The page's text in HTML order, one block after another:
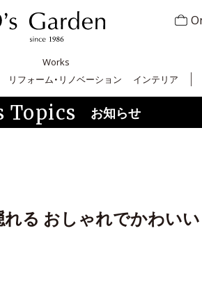
Works
リフォーム・リノベーション インテリア
Topics お知らせ
る おしゃれでかわいい